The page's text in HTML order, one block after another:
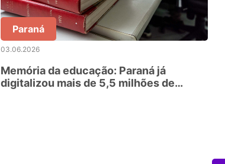
Paraná
03.06.2026
Memória da educação: Paraná já
digitalizou mais de 5,5 milhões de